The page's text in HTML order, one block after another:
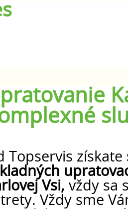
Topservis získate
Vsi, vždy sa
Vždy sme